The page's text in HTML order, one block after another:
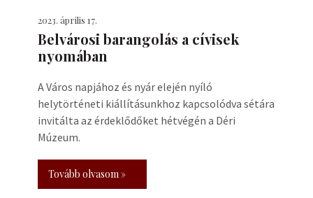
2023. április 17.
Belvárosi barangolás a cívisek
nyomában
A Város napjához és nyár elején nyíló
helytörténeti kiállításunkhoz kapcsolódva sétára
invitálta az érdeklődőket hétvégén a Déri
Múzeum.
Tovább olvasom »